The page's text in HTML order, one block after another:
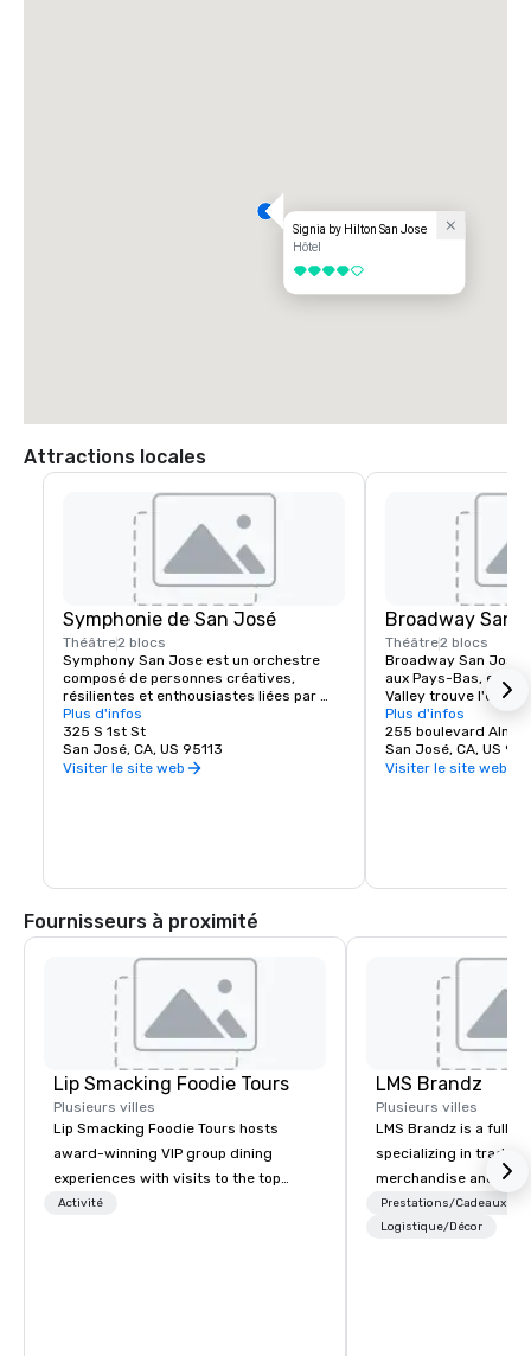
Signia by Hilton San Jose
Hôtel
4 sur 5
Attractions locales
Symphonie de San José
Théâtre2 blocs
Symphony San Jose est un orchestre
composé de personnes créatives,
résilientes et enthousiastes liées par
l'amour de la musique. Elle est fière
d'avoir élu domicile à San Jose et
d'adopter la culture innovante et
diversifiée de notre communauté en
avec orchestre en direct et de nombreux
programmes éducatifs et
communautaires.
Plus d'infos
325 S 1st St
San José, CA, US 95113
Visiter le site web
Broadway San
Théâtre2 blocs
Broadway San
aux Pays-Bas, est
Valley trouve
New York Broadway.
ou que vous soyez
Jose, Broadway
spectacles que vous
Plus d'infos
255 boulevard
San José, CA, US
Visiter le site web
Fournisseurs à proximité
Lip Smacking Foodie Tours
Plusieurs villes
Lip Smacking Foodie Tours hosts
award-winning VIP group dining
experiences with visits to the top
restaurants throughout the United
Activité
LMS Brandz
Plusieurs villes
LMS Brandz is a full-
specializing in trade
merchandise and
booth giveaways and
to executive gifting,
Prestations/Cadeaux
Logistique/Décor